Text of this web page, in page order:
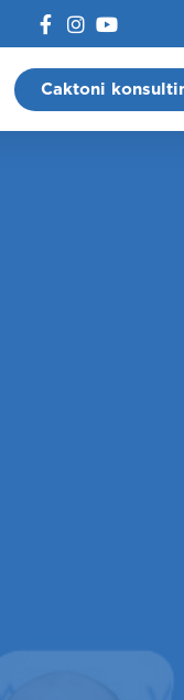
Caktoni